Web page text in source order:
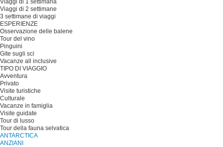
Viaggi di 1 settimana
Viaggi di 2 settimane
3 settimane di viaggi
ESPERIENZE
Osservazione delle balene
Tour del vino
Pinguini
Gite sugli sci
Vacanze all inclusive
TIPO DI VIAGGIO
Avventura
Privato
Visite turistiche
Culturale
Vacanze in famiglia
Visite guidate
Tour di lusso
Tour della fauna selvatica
ANTARCTICA
ANZIANI